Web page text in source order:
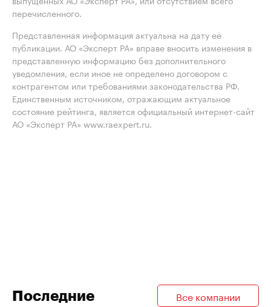
перечисленного.
Представленная информация актуальна на дату её
публикации. АО «Эксперт РА» вправе вносить изменения в
представленную информацию без дополнительного
уведомления, если иное не определено договором с
контрагентом или требованиями законодательства РФ.
Единственным источником, отражающим актуальное
состояние рейтинга, является официальный интернет-сайт
АО «Эксперт РА» www.raexpert.ru.
Последние
Все компании